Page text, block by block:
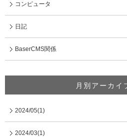
コンピュータ
日記
BaserCMS関係
月別アーカイ
2024/05(1)
2024/03(1)